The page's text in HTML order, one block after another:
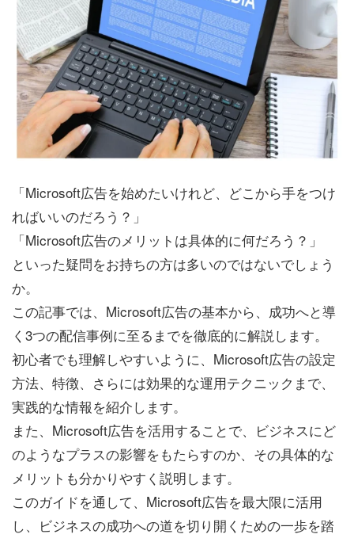
「Microsoft広告を始めたいけれど、どこから手をつけ
ればいいのだろう？」
「Microsoft広告のメリットは具体的に何だろう？」
といった疑問をお持ちの方は多いのではないでしょう
か。
この記事では、Microsoft広告の基本から、成功へと導
く3つの配信事例に至るまでを徹底的に解説します。
初心者でも理解しやすいように、Microsoft広告の設定
方法、特徴、さらには効果的な運用テクニックまで、
実践的な情報を紹介します。
また、Microsoft広告を活用することで、ビジネスにど
のようなプラスの影響をもたらすのか、その具体的な
メリットも分かりやすく説明します。
このガイドを通して、Microsoft広告を最大限に活用
し、ビジネスの成功への道を切り開くための一歩を踏